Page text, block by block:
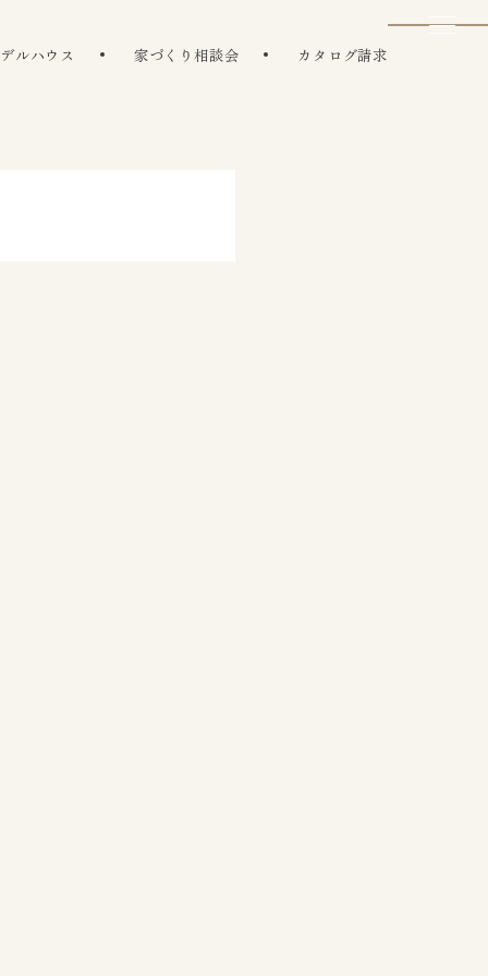
ルハウス 家づくり相談会 カタログ請求